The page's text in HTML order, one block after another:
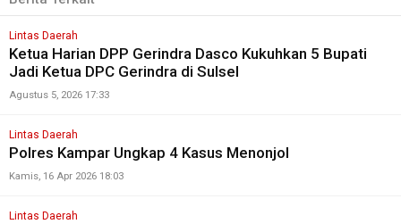
Lintas Daerah
Ketua Harian DPP Gerindra Dasco Kukuhkan 5 Bupati
Jadi Ketua DPC Gerindra di Sulsel
Agustus 5, 2026 17:33
Lintas Daerah
Polres Kampar Ungkap 4 Kasus Menonjol
Kamis, 16 Apr 2026 18:03
Lintas Daerah